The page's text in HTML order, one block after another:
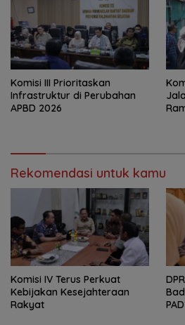
‎Komisi III Prioritaskan
Infrastruktur di Perubahan
APBD 2026
Rekomendasi untuk kamu
Komisi IV Terus Perkuat
Kebijakan Kesejahteraan
Rakyat
PAD